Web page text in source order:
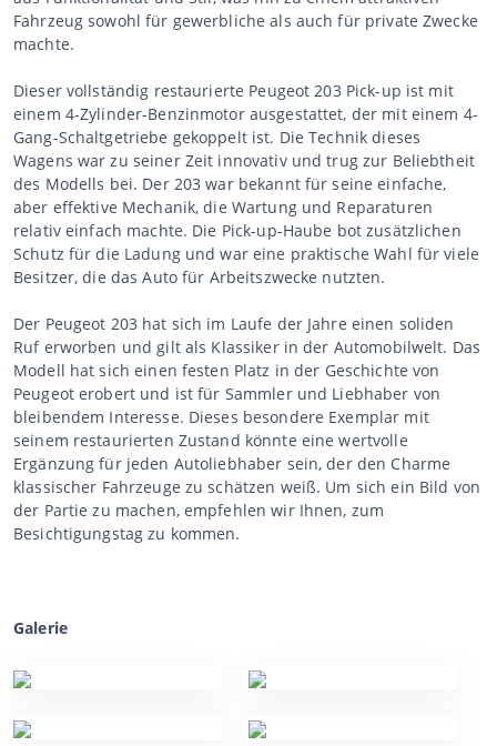
Fahrzeug sowohl für gewerbliche als auch für private Zwecke
machte.
Dieser vollständig restaurierte Peugeot 203 Pick-up ist mit
einem 4-Zylinder-Benzinmotor ausgestattet, der mit einem 4-
Gang-Schaltgetriebe gekoppelt ist. Die Technik dieses
Wagens war zu seiner Zeit innovativ und trug zur Beliebtheit
des Modells bei. Der 203 war bekannt für seine einfache,
aber effektive Mechanik, die Wartung und Reparaturen
relativ einfach machte. Die Pick-up-Haube bot zusätzlichen
Schutz für die Ladung und war eine praktische Wahl für viele
Besitzer, die das Auto für Arbeitszwecke nutzten.
Der Peugeot 203 hat sich im Laufe der Jahre einen soliden
Ruf erworben und gilt als Klassiker in der Automobilwelt. Das
Modell hat sich einen festen Platz in der Geschichte von
Peugeot erobert und ist für Sammler und Liebhaber von
bleibendem Interesse. Dieses besondere Exemplar mit
seinem restaurierten Zustand könnte eine wertvolle
Ergänzung für jeden Autoliebhaber sein, der den Charme
klassischer Fahrzeuge zu schätzen weiß. Um sich ein Bild von
der Partie zu machen, empfehlen wir Ihnen, zum
Besichtigungstag zu kommen.
Galerie